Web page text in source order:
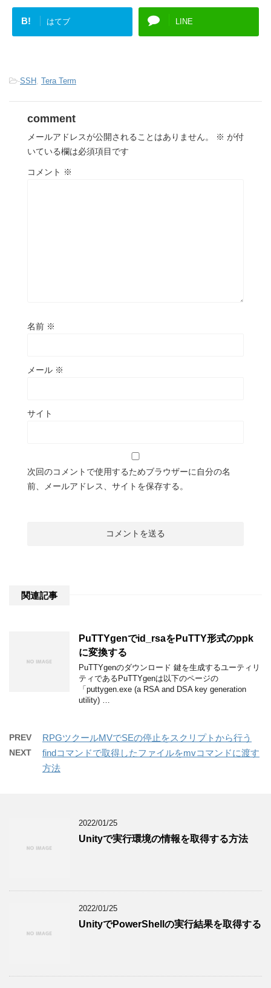
B! はてブ LINE
-SSH Tera Term
comment
メールアドレスが公開されることはありません。 ※ が付
いている欄は必須項目です
コメント ※
名前 ※
メール ※
サイト
次回のコメントで使用するためブラウザーに自分の名
前、メールアドレス、サイトを保存する。
関連記事
PuTTYgenでid_rsaをPuTTY形式のppk
に変換する
PuTTYgenのダウンロード 鍵を生成するユーティリ
ティであるPuTTYgenは以下のページの
「puttygen.exe (a RSA and DSA key generation
utility) …
PREV RPGツクールMVでSEの停止をスクリプトから行う
NEXT
findコマンドで取得したファイルをmvコマンドに渡す
方法
2022/01/25
Unityで実行環境の情報を取得する方法
2022/01/25
UnityでPowerShellの実行結果を取得する